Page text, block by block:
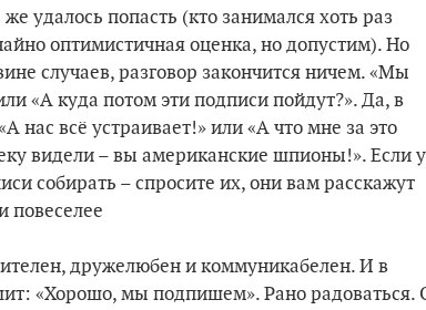
удалось попасть (кто занимался хоть раз
оптимистичная оценка, но допустим). Но
случаев, разговор закончится ничем. «Мы
«А куда потом эти подписи пойдут?». Да, в
нас всё устраивает!» или «А что мне за это
видели – вы американские шпионы!». Если у
собирать – спросите их, они вам расскажут
повеселее
дружелюбен и коммуникабелен. И в
«Хорошо, мы подпишем». Рано радоваться.